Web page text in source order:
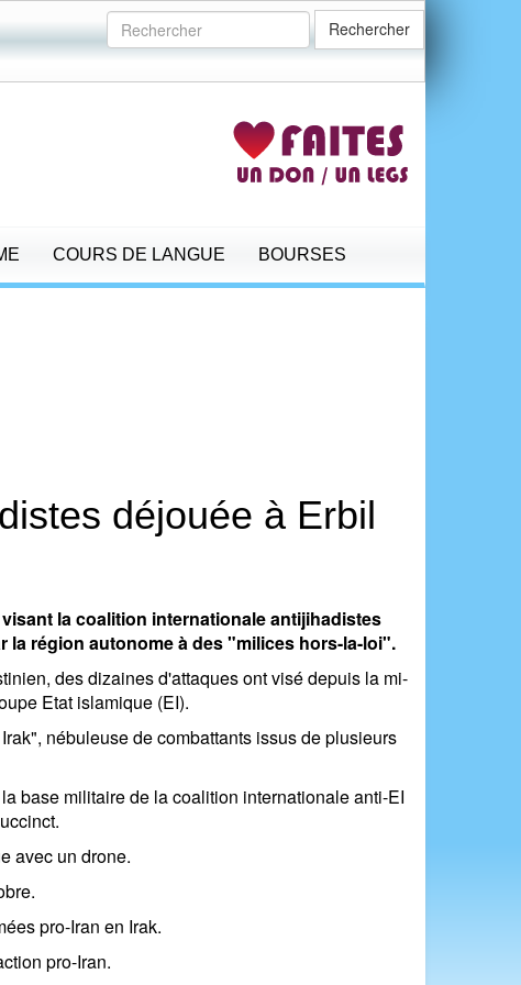
Rechercher
COURS DE LANGUE BOURSES
déjouée à Erbil
la coalition internationale antijihadistes
la région autonome à des "milices hors-la-loi".
des dizaines d'attaques ont visé depuis la mi-
Etat islamique (EI).
nébuleuse de combattants issus de plusieurs
base militaire de la coalition internationale anti-EI
avec un drone.
pro-Iran en Irak.
pro-Iran.